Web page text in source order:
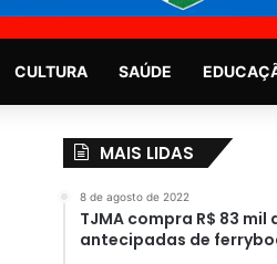
CULTURA SAÚDE
MAIS LIDAS
8 de agosto de 2022
TJMA compra R$ 83 mil
antecipadas de